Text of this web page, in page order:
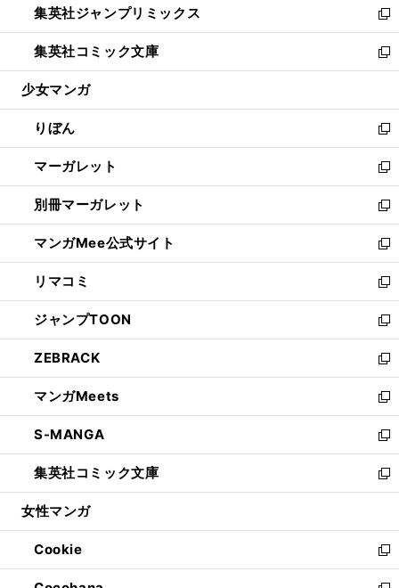
く
で
開
く
ド
ウ
で
開
ィ
ン
ド
ウ
開
く
い
ウ
ィ
ン
ウ
で
開
く
集英社ジャンプリミックス
新
し
い
ウ
ン
ド
ウ
で
開
く
集英社コミック文庫
新
し
ウ
ィ
ン
ド
ウ
で
開
く
少女マンガ
りぼん
新
し
い
ウ
ィ
ン
ド
ウ
で
開
く
マーガレット
新
し
い
ウ
ィ
ン
ド
ウ
で
開
く
別冊マーガレット
新
し
い
ウ
ィ
ン
ド
ウ
で
開
く
マンガMee公式サイト
新
し
い
ウ
ィ
ン
ド
ウ
で
開
く
リマコミ
新
し
い
ウ
ィ
ン
ド
ウ
で
開
く
ジャンプTOON
新
し
い
ウ
ィ
ン
ド
ウ
で
開
ZEBRACK
新
し
い
ウ
ィ
ン
ド
ウ
開
く
マンガMeets
新
し
い
ウ
ィ
ン
ウ
で
開
S-MANGA
新
し
い
ウ
ン
ド
ウ
集英社コミック文庫
新
し
ウ
ィ
ン
女性マンガ
Cookie
新
し